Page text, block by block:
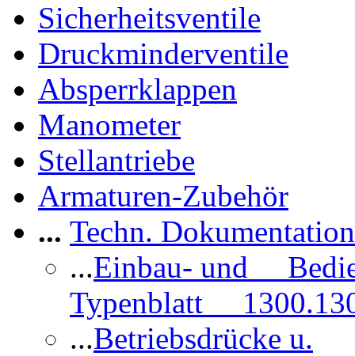
Sicherheitsventile
Druckminderventile
Absperrklappen
Manometer
Stellantriebe
Armaturen-Zubehör
... Techn.
...Einbau- und
Typenblatt
...Betriebsdrücke u.